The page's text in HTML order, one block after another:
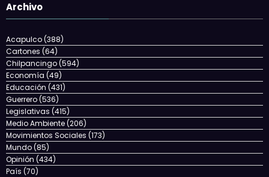
Archivo
Acapulco(388)
Cartones (64)
Chilpancingo(594)
Economía (49)
Educación (431)
Guerrero(536)
Legislativas (415)
Medio Ambiente(206)
Movimientos Sociales (173)
Mundo(85)
Opinión (434)
País (70)